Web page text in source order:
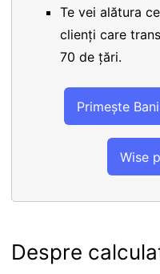
Te vei alătura
clienți care
70 de țări.
Primește Bani
Wise
Despre